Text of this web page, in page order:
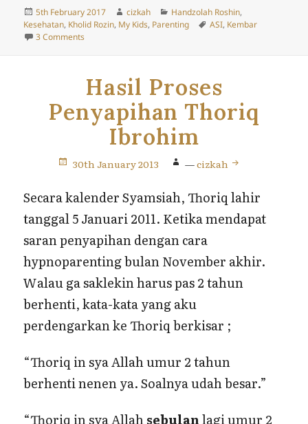
Posted
on
5th February 2017 Author
cizkah Categories
Handzolah Roshin,
Kesehatan, Kholid Rozin, My Kids, Parenting Tags
ASI, Kembar
3 Commentson Full ASI untuk si Kembar
Hasil Proses
Penyapihan Thoriq
Ibrohim
30th January 2013 —cizkah
Secara kalender Syamsiah, Thoriq lahir
tanggal 5 Januari 2011. Ketika mendapat
saran penyapihan dengan cara
hypnoparenting bulan November akhir.
Walau ga saklekin harus pas 2 tahun
berhenti, kata-kata yang aku
perdengarkan ke Thoriq berkisar ;
“Thoriq in sya Allah umur 2 tahun
berhenti nenen ya. Soalnya udah besar.”
“Thoriq in sya Allahsebulanlagi umur 2